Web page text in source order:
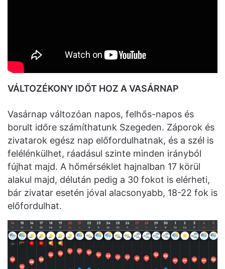
VÁLTOZÉKONY IDŐT HOZ A VASÁRNAP
Vasárnap változóan napos, felhős-napos és
borult időre számíthatunk Szegeden. Záporok és
zivatarok egész nap előfordulhatnak, és a szél is
felélénkülhet, ráadásul szinte minden irányból
fújhat majd. A hőmérséklet hajnalban 17 körül
alakul majd, délután pedig a 30 fokot is elérheti,
bár zivatar esetén jóval alacsonyabb, 18-22 fok is
előfordulhat.